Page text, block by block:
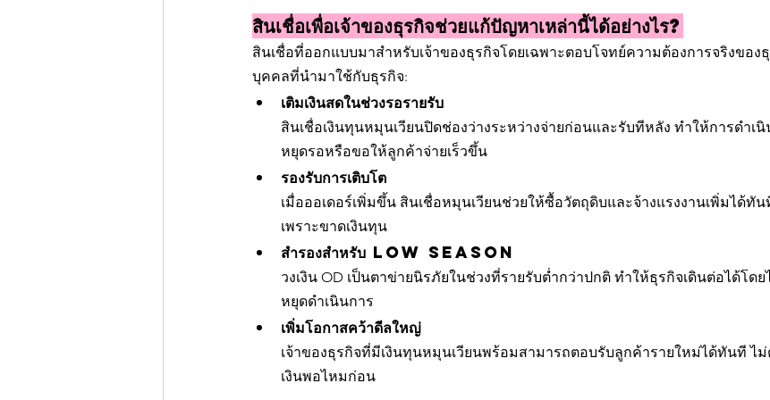
สินเชื่อเพื่อเจ้าของธุรกิจช่วยแก้ปัญหาเหล่านี้ได้อย่างไร?
สินเชื่อที่ออกแบบมาสำหรับเจ้าของธุรกิจโดยเฉพาะตอบโจทย์ความต้องการจริงของ
บุคคลที่นำมาใช้กับธุรกิจ:
เติมเงินสดในช่วงรอรายรับ
สินเชื่อเงินทุนหมุนเวียนปิดช่องว่างระหว่างจ่ายก่อนและรับทีหลัง ทำให้การดำเ
หยุดรอหรือขอให้ลูกค้าจ่ายเร็วขึ้น
รองรับการเติบโต
เมื่อออเดอร์เพิ่มขึ้น สินเชื่อหมุนเวียนช่วยให้ซื้อวัตถุดิบและจ้างแรงงานเพิ่มได้ทัน
เพราะขาดเงินทุน
สำรองสำหรับ Low Season
วงเงิน OD เป็นตาข่ายนิรภัยในช่วงที่รายรับต่ำกว่าปกติ ทำให้ธุรกิจเดินต่อได้โด
หยุดดำเนินการ
เพิ่มโอกาสคว้าดีลใหญ่
เจ้าของธุรกิจที่มีเงินทุนหมุนเวียนพร้อมสามารถตอบรับลูกค้ารายใหม่ได้ทันที ไ
เงินพอไหมก่อน